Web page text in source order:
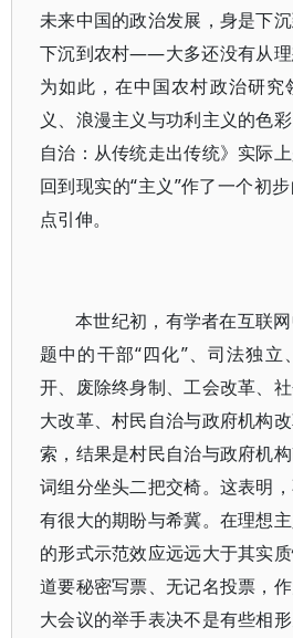
未来中国的政治发展，身是下
下沉到农村——大多还没有从理
为如此，在中国农村政治研究
义、浪漫主义与功利主义的色
自治：从传统走出传统》实际
回到现实的“主义”作了一个初
点引伸。
本世纪初，有学者在互联
题中的干部“四化”、司法独立
开、废除终身制、工会改革、
大改革、村民自治与政府机构
索，结果是村民自治与政府机
词组分坐头二把交椅。这表明
有很大的期盼与希冀。在理想
的形式示范效应远远大于其实
道要秘密写票、无记名投票，
大会议的举手表决不是有些相